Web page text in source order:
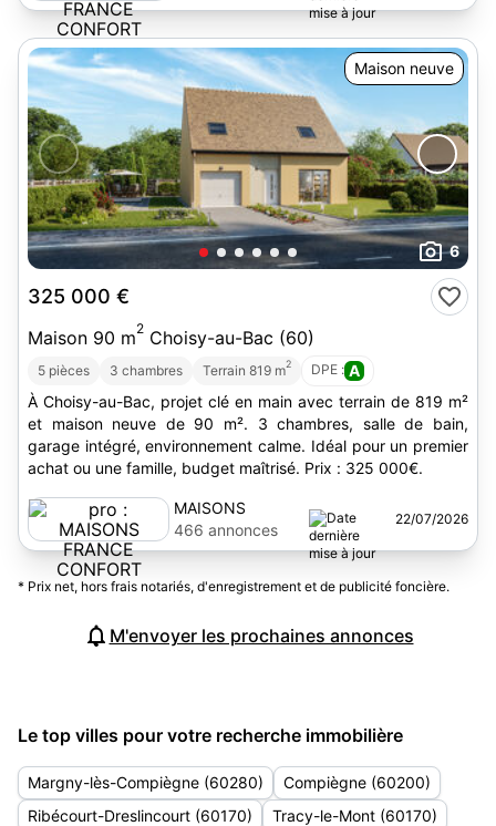
CONFORT
Maison neuve
6
325 000 €
Maison 90 m2 Choisy-au-Bac (60)
5 pièces 3 chambres Terrain 819 m2 DPE : A
À Choisy-au-Bac, projet clé en main avec terrain de 819 m²
et maison neuve de 90 m². 3 chambres, salle de bain,
garage intégré, environnement calme. Idéal pour un premier
achat ou une famille, budget maîtrisé. Prix : 325 000€.
MAISONS
FRANCE
CONFORT
466 annonces
22/07/2026
* Prix net, hors frais notariés, d'enregistrement et de publicité foncière.
M'envoyer les prochaines annonces
Le top villes pour votre recherche immobilière
Margny-lès-Compiègne (60280)
Compiègne (60200)
Ribécourt-Dreslincourt (60170)
Tracy-le-Mont (60170)